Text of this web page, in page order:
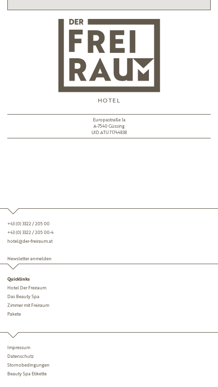
HOTEL
Europastraße 1a
A-7540 Güssing
UID ATU 71744838
+43 (0) 3322 / 205 00
+43 (0) 3322 / 205 00-4
hotel@der-freiraum.at
Newsletter anmelden
Quicklinks
Hotel Der Freiraum
Das Beauty Spa
Zimmer mit Freiraum
Pakete
Impressum
Datenschutz
Storno­bedingungen
Beauty Spa Etikette